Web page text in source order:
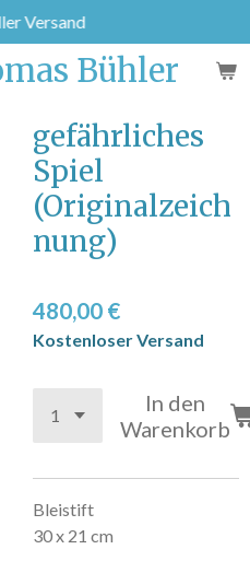
Bühler
Versand
gefährliches
Spiel
(Originalzeich
nung)
480,00 €
Kostenloser Versand
In den
Warenkorb
Bleistift
30 x 21 cm